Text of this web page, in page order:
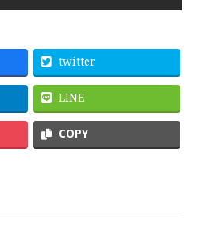
twitter
LINE
COPY